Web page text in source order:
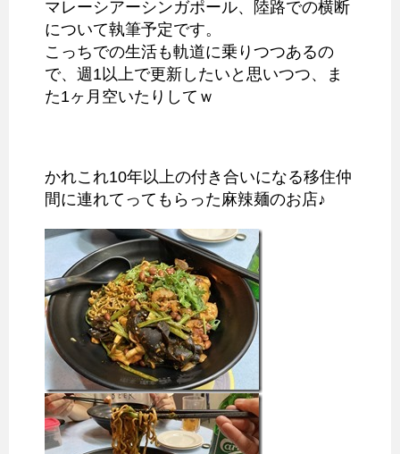
マレーシアーシンガポール、陸路での横断
について執筆予定です。
こっちでの生活も軌道に乗りつつあるの
で、週1以上で更新したいと思いつつ、ま
た1ヶ月空いたりしてｗ
かれこれ10年以上の付き合いになる移住仲
間に連れてってもらった麻辣麺のお店♪